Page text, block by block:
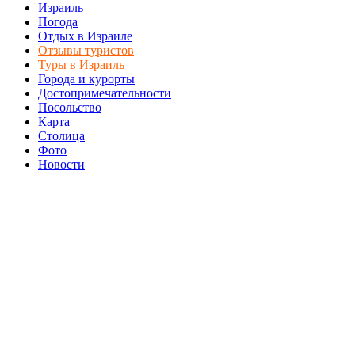
Израиль
Погода
Отдых в Израиле
Отзывы туристов
Туры в Израиль
Города и курорты
Достопримечательности
Посольство
Карта
Столица
Фото
Новости